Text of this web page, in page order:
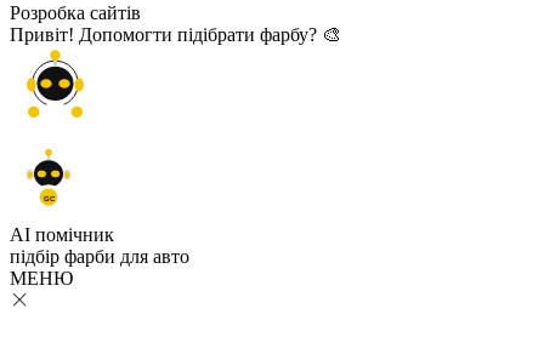
Розробка сайтів
Привіт! Допомогти підібрати фарбу? 🎨
GC
AI помічник
підбір фарби для авто
МЕНЮ